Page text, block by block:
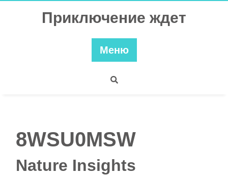
Приключение ждет
Меню
8WSU0MSW
Nature Insights